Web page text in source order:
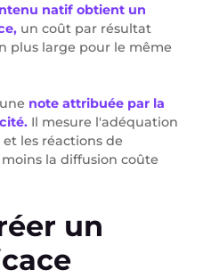
natif obtient un
un coût par résultat
plus large pour le même
note attribuée par la
Il mesure l'adéquation
les réactions de
la diffusion coûte
un